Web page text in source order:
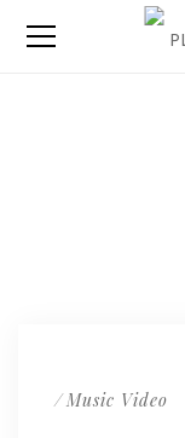
/Music Video